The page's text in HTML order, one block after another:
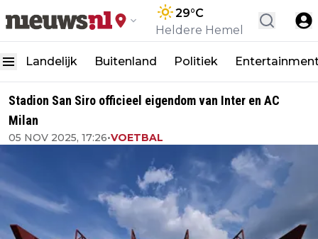
29°C
Heldere Hemel
Landelijk Buitenland Politiek
Stadion San Siro officieel eigendom van Inter en AC
Milan
05 NOV 2025, 17:26•VOETBAL